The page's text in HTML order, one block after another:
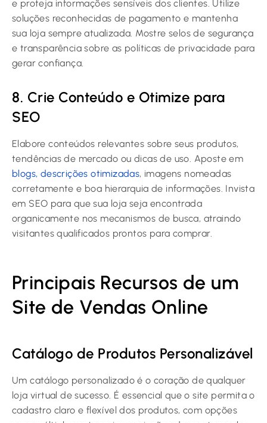
e proteja informações sensíveis dos clientes. Utilize
soluções reconhecidas de pagamento e mantenha
sua loja sempre atualizada. Mostre selos de segurança
e transparência sobre as políticas de privacidade para
gerar confiança.
8. Crie Conteúdo e Otimize para
SEO
Elabore conteúdos relevantes sobre seus produtos,
tendências de mercado ou dicas de uso. Aposte em
blogs, descrições otimizadas, imagens nomeadas
corretamente e boa hierarquia de informações. Invista
em SEO para que sua loja seja encontrada
organicamente nos mecanismos de busca, atraindo
visitantes qualificados prontos para comprar.
Principais Recursos de um
Site de Vendas Online
Catálogo de Produtos Personalizável
Um catálogo personalizado é o coração de qualquer
loja virtual de sucesso. É essencial que o site permita o
cadastro claro e flexível dos produtos, com opções